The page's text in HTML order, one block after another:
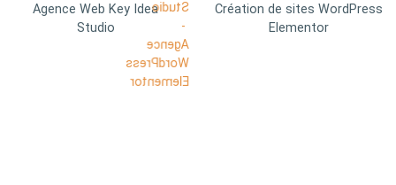
Agence Web Key Idea
Studio
Création de sites WordPress
Elementor